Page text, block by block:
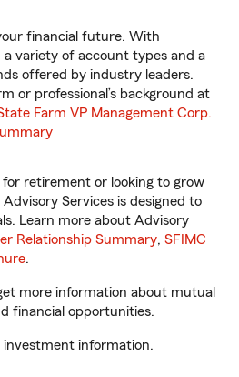
financial future. With
a variety of account types and a
offered by industry leaders.
or professional’s background at
Farm VP Management Corp.
for retirement or looking to grow
Services is designed to
Learn more about Advisory
Relationship Summary, SFIMC
.
more information about mutual
financial opportunities.
investment information.